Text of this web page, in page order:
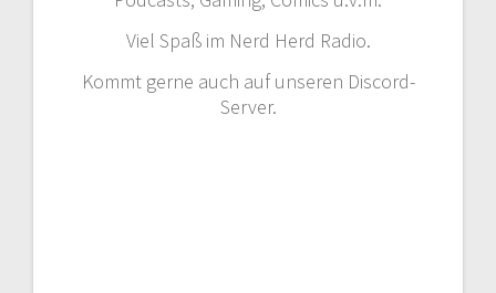
Viel Spaß im Nerd Herd Radio.
Kommt gerne auch auf unseren Discord-
Server.